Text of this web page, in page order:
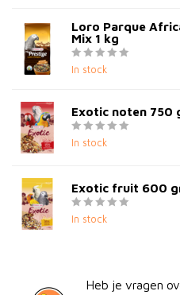
Loro Parque
Mix 1 kg
In stock
Exotic noten 750
In stock
Exotic fruit 600
In stock
Heb je vragen